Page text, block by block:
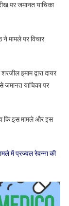
में
की
पर
विचार
किया
पर जमानत याचिका
ने मामले पर विचार
इमाम द्वारा दायर
से जमानत याचिका पर
कि इस मामले और इस
में प्रज्वल रेवन्ना की